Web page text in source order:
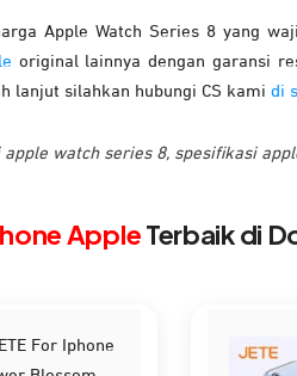
Apple Watch Series 8 yang
original lainnya dengan garansi
lanjut silahkan hubungi CS kami di
watch series 8, spesifikasi
AppleTerbaik di